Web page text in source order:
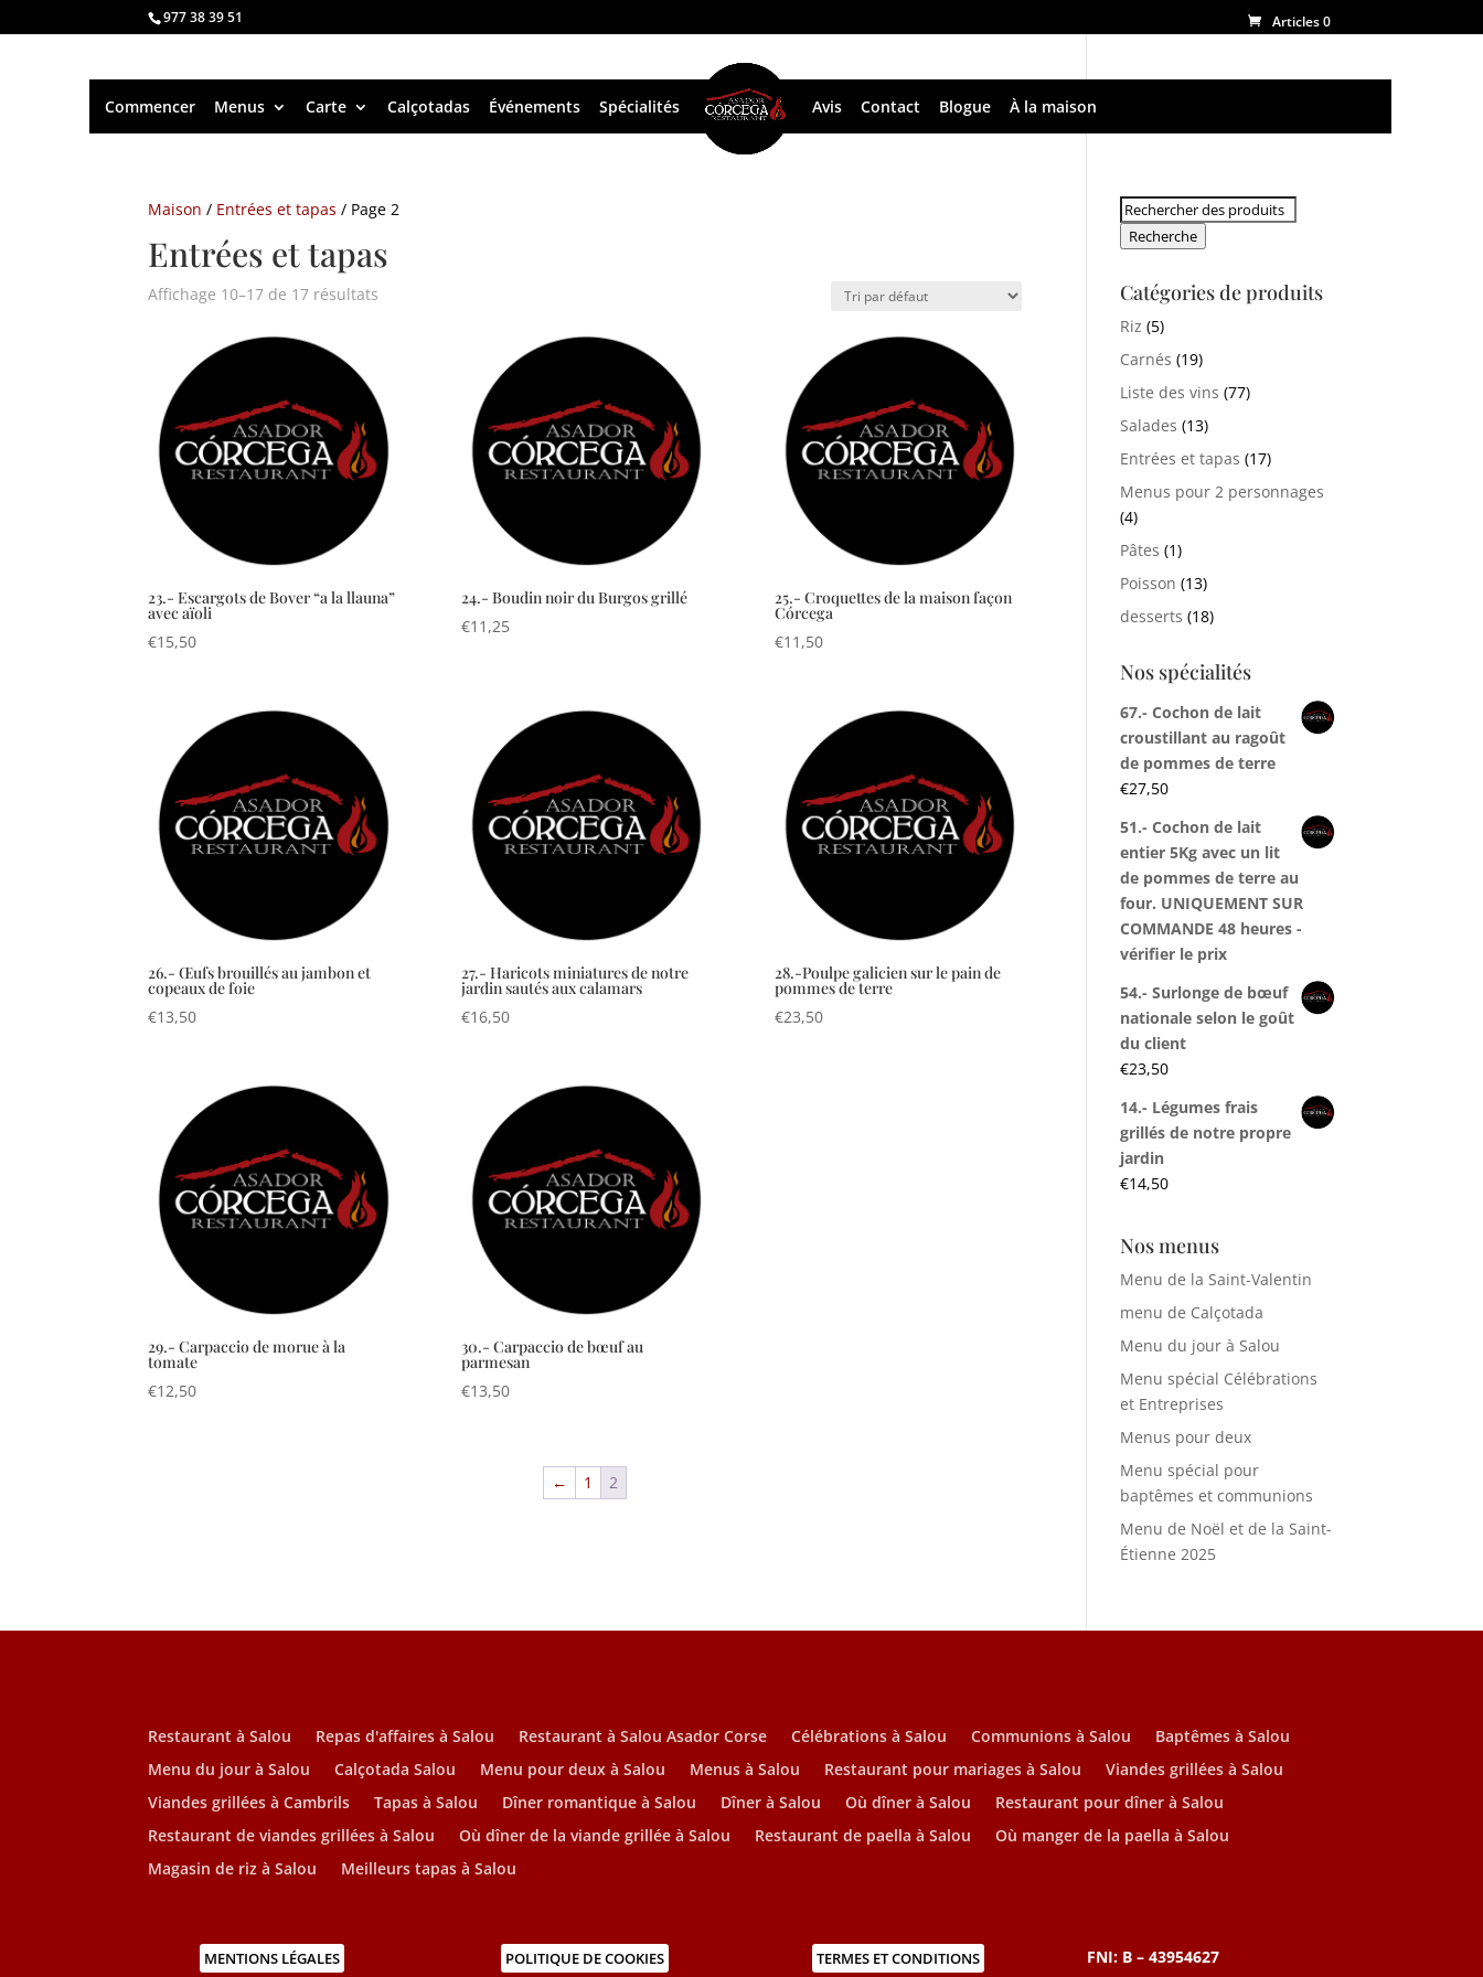
977 38 39 51 Articles 0
Commencer Menus Carte Calçotadas Événements Spécialités Avis Contact Blogue À la maison
Maison / Entrées et tapas / Page 2
Entrées et tapas
Affichage 10–17 de 17 résultats
23.- Escargots de Bover “a la llauna”
avec aïoli
€15,50
24.- Boudin noir du Burgos grillé
€11,25
25.- Croquettes de la maison façon
Córcega
€11,50
26.- Œufs brouillés au jambon et
copeaux de foie
€13,50
27.- Haricots miniatures de notre
jardin sautés aux calamars
€16,50
28.-Poulpe galicien sur le pain de
pommes de terre
€23,50
29.- Carpaccio de morue à la
tomate
€12,50
30.- Carpaccio de bœuf au
parmesan
€13,50
← 1 2
Rechercher:
Recherche
Catégories de produits
Riz (5)
Carnés (19)
Liste des vins (77)
Salades (13)
Entrées et tapas (17)
Menus pour 2 personnages
(4)
Pâtes (1)
Poisson (13)
desserts (18)
Nos spécialités
67.- Cochon de lait
croustillant au ragoût
de pommes de terre
€27,50
51.- Cochon de lait
entier 5Kg avec un lit
de pommes de terre au
four. UNIQUEMENT SUR
COMMANDE 48 heures -
vérifier le prix
54.- Surlonge de bœuf
nationale selon le goût
du client
€23,50
14.- Légumes frais
grillés de notre propre
jardin
€14,50
Nos menus
Menu de la Saint-Valentin
menu de Calçotada
Menu du jour à Salou
Menu spécial Célébrations
et Entreprises
Menus pour deux
Menu spécial pour
baptêmes et communions
Menu de Noël et de la Saint-
Étienne 2025
Restaurant à Salou Repas d'affaires à Salou Restaurant à Salou Asador Corse Célébrations à Salou Communions à Salou
Baptêmes à Salou
Menu du jour à Salou
Calçotada Salou Menu pour deux à Salou Menus à Salou Restaurant pour mariages à Salou
Viandes grillées à Salou
Viandes grillées à Cambrils
Tapas à Salou Dîner romantique à Salou Dîner à Salou Où dîner à Salou
Restaurant pour dîner à Salou
Restaurant de viandes grillées à Salou
Où dîner de la viande grillée à Salou Restaurant de paella à Salou
Où manger de la paella à Salou
Magasin de riz à Salou
Meilleurs tapas à Salou
MENTIONS LÉGALES POLITIQUE DE COOKIES TERMES ET CONDITIONS FNI: B – 43954627